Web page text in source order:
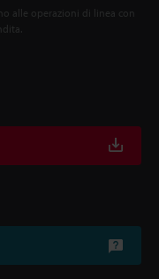
alle operazioni di linea con